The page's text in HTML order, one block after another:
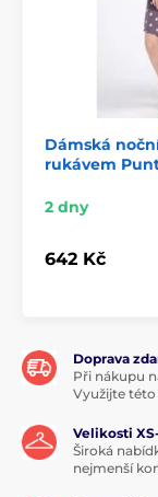
Dámská
rukávem
2 dny
642 Kč
Doprava
Při nákupu
Využijte této
Velikosti
Široká
nejmenší